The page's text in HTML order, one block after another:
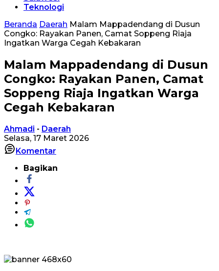
Teknologi
Beranda Daerah Malam Mappadendang di Dusun
Congko: Rayakan Panen, Camat Soppeng Riaja
Ingatkan Warga Cegah Kebakaran
Malam Mappadendang di Dusun
Congko: Rayakan Panen, Camat
Soppeng Riaja Ingatkan Warga
Cegah Kebakaran
Ahmadi - Daerah
Selasa, 17 Maret 2026
Komentar
Bagikan